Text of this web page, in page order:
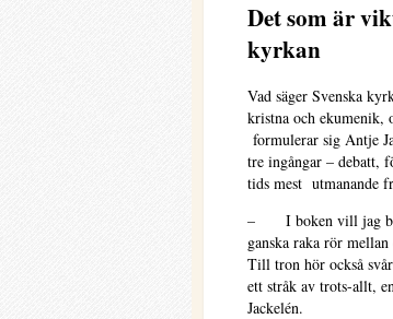
Det som är
kyrkan
Vad säger Svenska
kristna och ekumenik,
formulerar sig Antje
tre ingångar – debatt,
tids mest utmanande
– I boken vill jag
ganska raka rör
Till tron hör också
ett stråk av trots-allt,
Jackelén.